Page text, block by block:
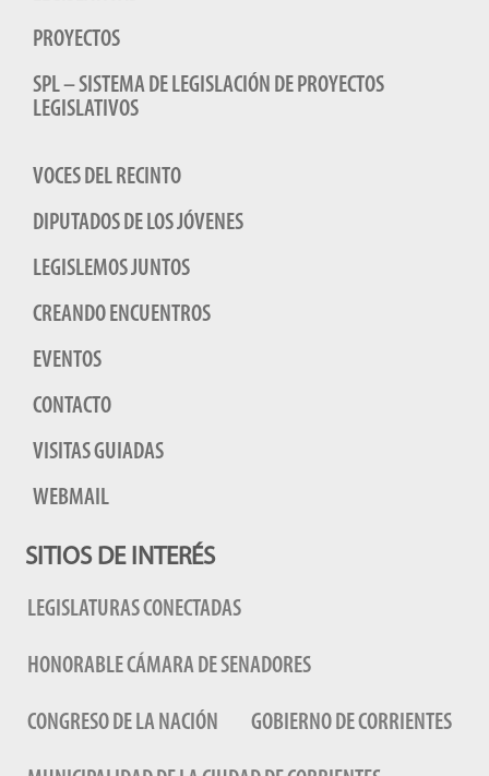
PROYECTOS
SPL – SISTEMA DE LEGISLACIÓN DE PROYECTOS
LEGISLATIVOS
VOCES DEL RECINTO
DIPUTADOS DE LOS JÓVENES
LEGISLEMOS JUNTOS
CREANDO ENCUENTROS
EVENTOS
CONTACTO
VISITAS GUIADAS
WEBMAIL
SITIOS DE INTERÉS
LEGISLATURAS CONECTADAS
HONORABLE CÁMARA DE SENADORES
CONGRESO DE LA NACIÓN GOBIERNO DE CORRIENTES